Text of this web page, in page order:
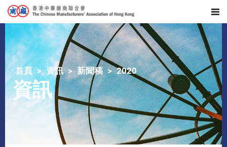
首頁 資訊 新聞稿 2020
資訊